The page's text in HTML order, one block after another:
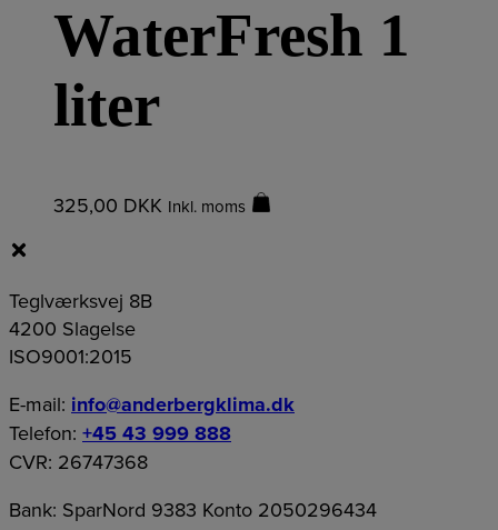
WaterFresh 1
liter
325,00 DKK Inkl. moms
Teglværksvej 8B
4200 Slagelse
ISO9001:2015
E-mail: info@anderbergklima.dk
Telefon: +45 43 999 888
CVR: 26747368
Bank: SparNord 9383 Konto 2050296434